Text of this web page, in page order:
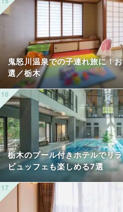
鬼怒川温泉での子連れ旅に！
選／栃木
栃木のプール付きホテルでリ
ビュッフェも楽しめる7選